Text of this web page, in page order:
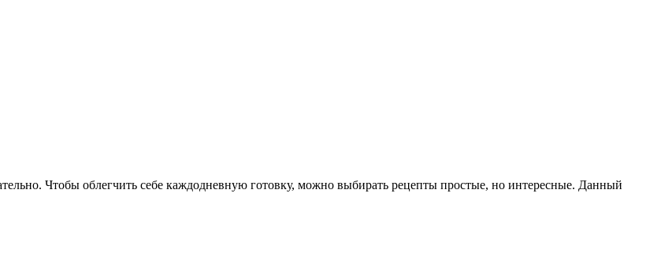
Чтобы облегчить себе каждодневную готовку, можно выбирать рецепты простые, но интересные. Данный